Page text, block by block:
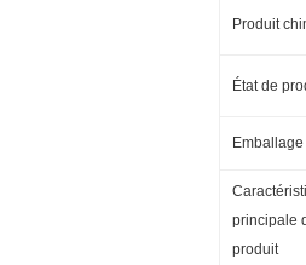
Produit
État de
Emballage
principale
produit